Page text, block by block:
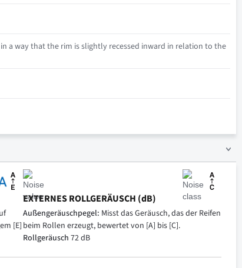
a way that the rim is slightly recessed inward in relation to the
[E]
EXTERNES ROLLGERÄUSCH (dB)
Außengeräuschpegel: Misst das Geräusch, das der Reifen
beim Rollen erzeugt, bewertet von [A] bis [C].
Rollgeräusch 72 dB